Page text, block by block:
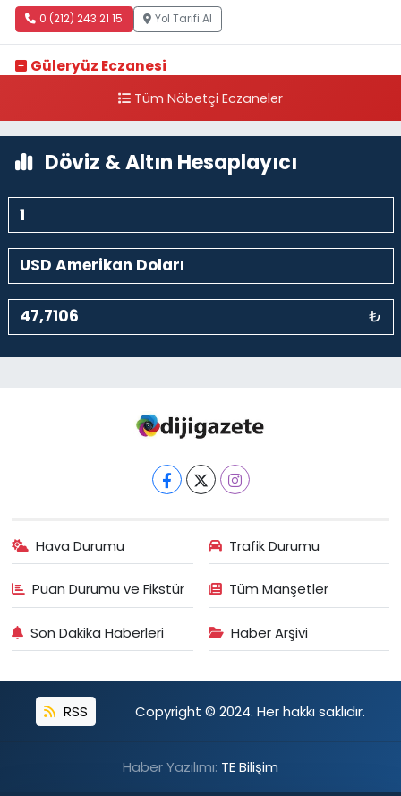
0 (212) 243 21 15 Yol Tarifi Al
Güleryüz Eczanesi
kalaycıbahçe Meydana DoğruTüm Nöbetçi Eczaneler
Döviz & Altın Hesaplayıcı
₺
Hava Durumu Trafik Durumu
Puan Durumu ve Fikstür Tüm Manşetler
Son Dakika Haberleri Haber Arşivi
RSS Copyright © 2024. Her hakkı saklıdır.
Haber Yazılımı: TE Bilişim